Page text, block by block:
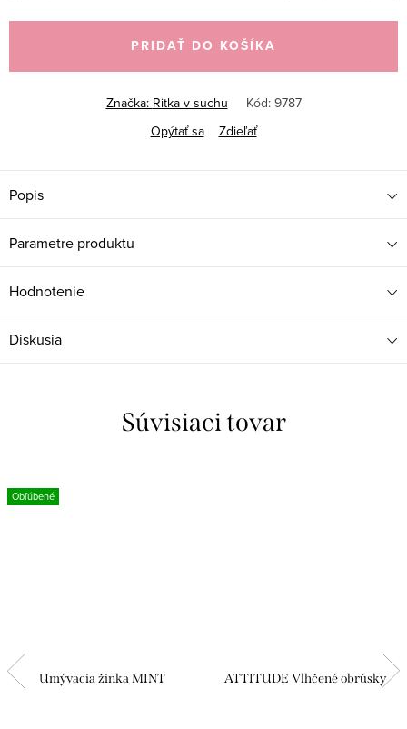
cena:
PRIDAŤ DO KOŠÍKA
Značka: Ritka v suchu Kód: 9787
Opýtať sa
Zdieľať
Popis
Parametre produktu
Hodnotenie
Diskusia
Súvisiaci tovar
Obľúbené
Umývacia žinka MINT ATTITUDE Vlhčené obrúsky